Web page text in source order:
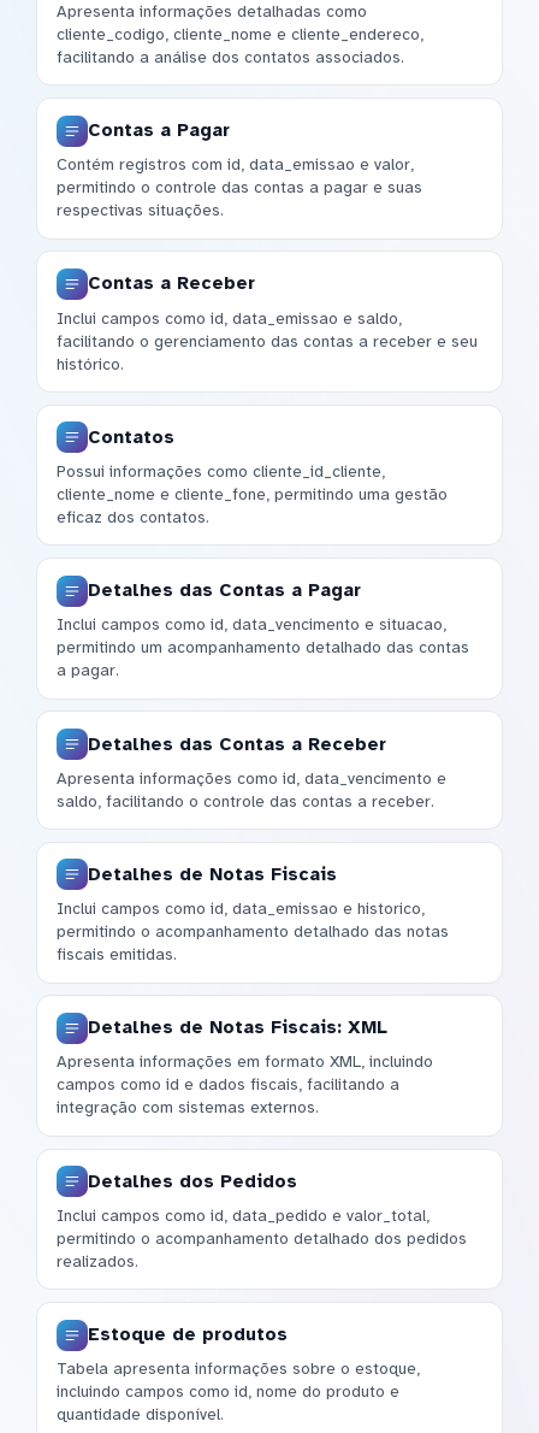
Apresenta informações detalhadas como
cliente_codigo, cliente_nome e cliente_endereco,
facilitando a análise dos contatos associados.
Contas a Pagar
Contém registros com id, data_emissao e valor,
permitindo o controle das contas a pagar e suas
respectivas situações.
Contas a Receber
Inclui campos como id, data_emissao e saldo,
facilitando o gerenciamento das contas a receber e seu
histórico.
Contatos
Possui informações como cliente_id_cliente,
cliente_nome e cliente_fone, permitindo uma gestão
eficaz dos contatos.
Detalhes das Contas a Pagar
Inclui campos como id, data_vencimento e situacao,
permitindo um acompanhamento detalhado das contas
a pagar.
Detalhes das Contas a Receber
Apresenta informações como id, data_vencimento e
saldo, facilitando o controle das contas a receber.
Detalhes de Notas Fiscais
Inclui campos como id, data_emissao e historico,
permitindo o acompanhamento detalhado das notas
fiscais emitidas.
Detalhes de Notas Fiscais: XML
Apresenta informações em formato XML, incluindo
campos como id e dados fiscais, facilitando a
integração com sistemas externos.
Detalhes dos Pedidos
Inclui campos como id, data_pedido e valor_total,
permitindo o acompanhamento detalhado dos pedidos
realizados.
Estoque de produtos
Tabela apresenta informações sobre o estoque,
incluindo campos como id, nome do produto e
quantidade disponível.